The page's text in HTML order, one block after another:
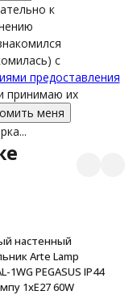
к
с
предоставления
принимаю их
настенный
Arte Lamp
1WG PEGASUS IP44
1xE27 60W